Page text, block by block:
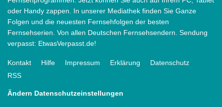
oder Handy zappen. In unserer Mediathek finden Sie Ganze
Folgen und die neuesten Fernsehfolgen der besten
Fernsehserien. Von allen Deutschen Fernsehsendern. Sendung
verpasst: EtwasVerpasst.de!
Kontakt Hilfe Impressum Erklärung
Datenschutz
RSS
Ändern Datenschutzeinstellungen